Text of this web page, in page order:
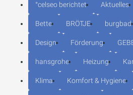
°celseo berichtet Aktuelles
Bette BRÖTJE burgbad
Design Förderung
hansgrohe Heizung
Klima Komfort & Hygiene